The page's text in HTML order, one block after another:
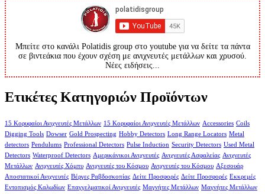
Μπείτε στο κανάλι Polatidis group στο youtube για να δείτε τα πάντα
σε βιντεάκια που έχουν σχέση με ανιχνευτές μετάλλων και χρυσού.
Νέες ειδήσεις...
Ετικέτες Κατηγοριών Προϊόντων
15 Κορυφαίοι Ανιχνευτές Μετάλλων 15 Κορυφαίοι Ανιχνευτές Μετάλλων Accessories Coils
Digging Tools Dowser Gold Prospecting Hobby Detectors Long Range Locators Metal
detectors Pendulums Professional Detectors Pulse Induction Security Detectors Used Metal
Detectors Waterproof Detectors Αμερικάνικοι Ανιχνευτές Ανιχνευτές Ασφαλείας Ανιχνευτές
Μετάλλων Ανιχνευτές Χόμπυ Ανιχνευτές του Κόσμου Ανιχνευτές του Κόσμου Αξεσουάρ
Αποστατικοί Ανιχνευτές Βέργες Ραβδοσκοπίας Δείτε Προσφορές Δείτε Προσφορές Εκκρεμές
Εντοπισμός Καλωδίων Επαγγελματικοί Ανιχνευτές Μαγνήτες Μετάλλων Μαγνήτες Μετάλλων